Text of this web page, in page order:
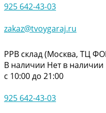
925 642-43-03
zakaz@tvoygaraj.ru
РРВ склад (Москва, ТЦ
В наличии Нет в наличии
с 10:00 до 21:00
925 642-43-03